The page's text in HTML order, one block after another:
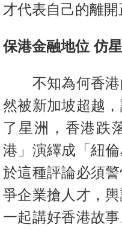
才代表自己的離開
保港金融地位 仿
不知為何香港
然被新加坡超越
了星洲，香港跌
港」演繹成「紐
於這種評論必須
爭企業搶人才，
一起講好香港故